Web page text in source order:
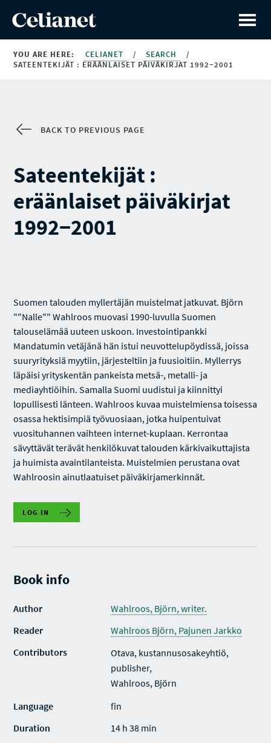
YOU ARE HERE: CELIANET / SEARCH
/
SATEENTEKIJÄT : ERÄÄNLAISET PÄIVÄKIRJAT 1992−2001
BACK TO PREVIOUS PAGE
Sateentekijät :
eräänlaiset päiväkirjat
1992−2001
Suomen talouden myllertäjän muistelmat jatkuvat. Björn
""Nalle"" Wahlroos muovasi 1990-luvulla Suomen
talouselämää uuteen uskoon. Investointipankki
Mandatumin vetäjänä hän istui neuvottelupöydissä, joissa
suuryrityksiä myytiin, järjesteltiin ja fuusioitiin. Myllerrys
läpäisi yrityskentän pankeista metsä-, metalli- ja
mediayhtiöihin. Samalla Suomi uudistui ja kiinnittyi
lopullisesti länteen. Wahlroos kuvaa muistelmiensa toisessa
osassa hektisimpiä työvuosiaan, jotka huipentuivat
vuosituhannen vaihteen internet-kuplaan. Kerrontaa
sävyttävät terävät henkilökuvat talouden kärkivaikuttajista
ja huimista avaintilanteista. Muistelmien perustana ovat
Wahlroosin ainutlaatuiset päiväkirjamerkinnät.
LOG IN
Book info
Author
Wahlroos, Björn, writer.
Reader
Wahlroos Björn, Pajunen Jarkko
Contributors
Otava, kustannusosakeyhtiö,
publisher,
Wahlroos, Björn
Language
fin
Duration
14 h 38 min